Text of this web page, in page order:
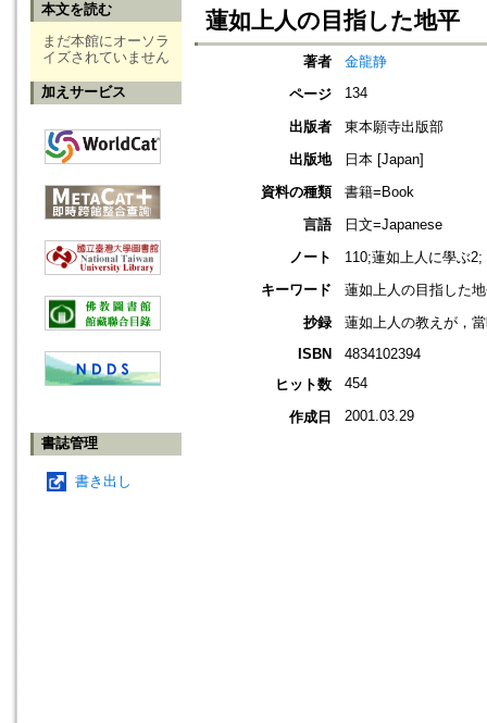
本文を読む
まだ本館にオーソラ
イズされていません
加えサービス
書誌管理
書き出し
蓮如上人の目指した地平
著者
金龍静
ページ
134
出版者
東本願寺出版部
出版地
日本 [Japan]
資料の種類
書籍=Book
言語
日文=Japanese
ノート
110;蓮如上人に學ぶ2;
キーワード
蓮如上人の目指した
抄録
蓮如上人の教えが，
ISBN
4834102394
ヒット数
454
作成日 2001.03.29